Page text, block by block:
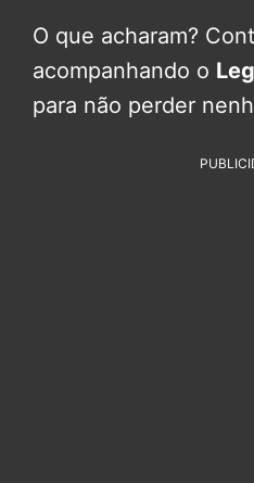
O que acharam?
acompanhando o
para não perder